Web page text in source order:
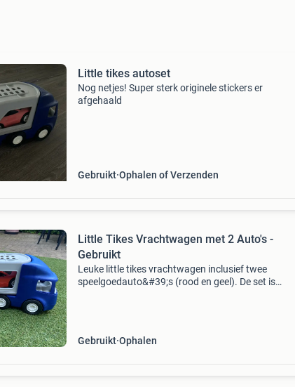
Little tikes autoset
Nog netjes! Super sterk originele stickers er
afgehaald
Gebruikt Ophalen of Verzenden
Little Tikes Vrachtwagen met 2 Auto's -
Gebruikt
Leuke little tikes vrachtwagen inclusief twee
speelgoedauto&#39;s (rood en geel). De set is
Gebruikt Ophalen